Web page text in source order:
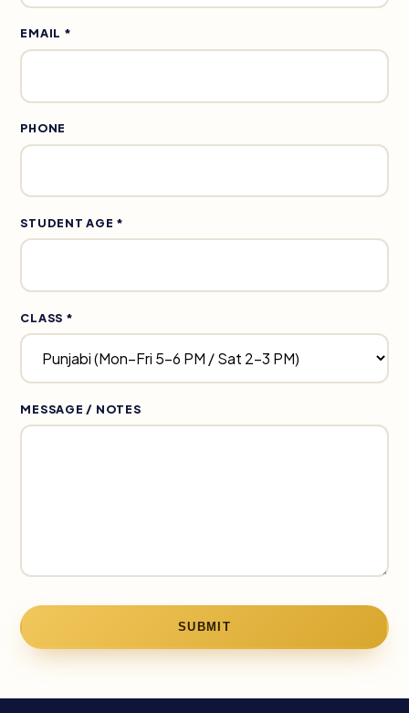
EMAIL *
PHONE
STUDENT AGE *
CLASS *
MESSAGE / NOTES
SUBMIT